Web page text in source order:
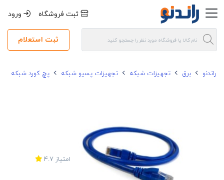
ثبت فروشگاه ورود
ثبت استعلام
راندنو برق تجهیزات شبکه تجهیزات پسیو شبکه پچ کورد شبکه
امتیاز 4.7